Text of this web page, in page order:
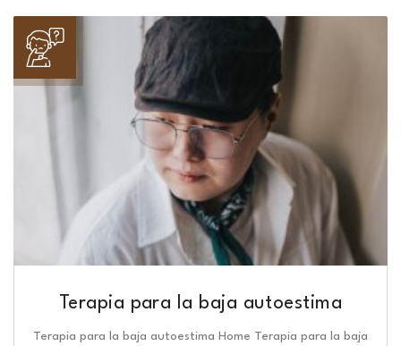
Terapia para la baja autoestima
Terapia para la baja autoestima Home Terapia para la baja